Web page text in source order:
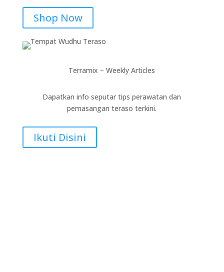
Shop Now
Terramix – Weekly Articles
Dapatkan info seputar tips perawatan dan
pemasangan teraso terkini.
Ikuti Disini